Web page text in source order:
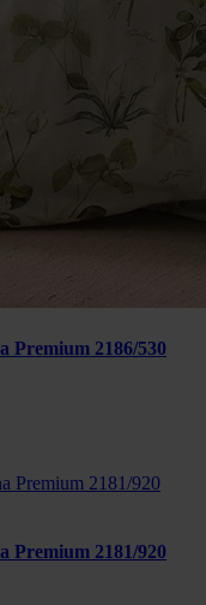
Premium 2186/530
Premium 2181/920